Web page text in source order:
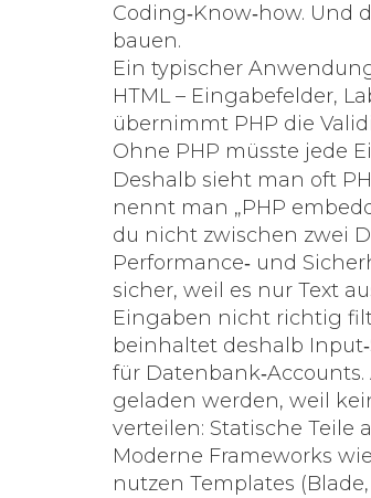
Coding‑Know‑how. Und
bauen.
Ein typischer
HTML – Eingabefelder,
übernimmt PHP die
Ohne PHP müsste jede
Deshalb sieht man oft
nennt man „PHP
du nicht zwischen zwei
Performance‑ und
sicher, weil es nur Text
Eingaben nicht richtig
beinhaltet deshalb
für
geladen werden, weil
verteilen: Statische Teile
Moderne Frameworks
nutzen Templates